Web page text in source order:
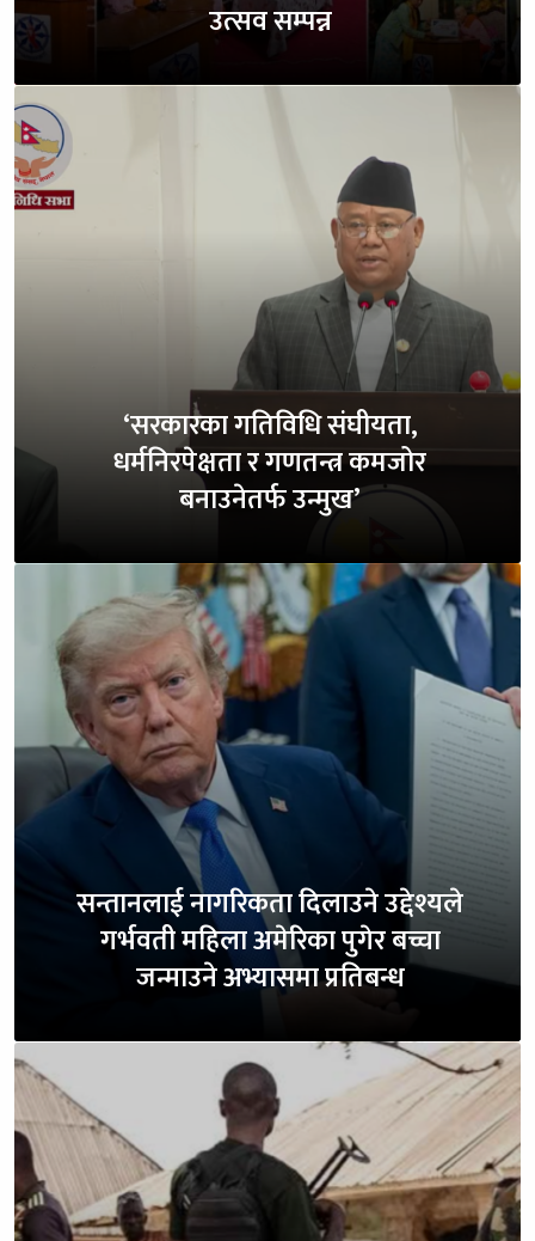
उत्सव सम्पन्न
‘सरकारका गतिविधि संघीयता,
धर्मनिरपेक्षता र गणतन्त्र कमजोर
बनाउनेतर्फ उन्मुख’
सन्तानलाई नागरिकता दिलाउने उद्देश्यले
गर्भवती महिला अमेरिका पुगेर बच्चा
जन्माउने अभ्यासमा प्रतिबन्ध